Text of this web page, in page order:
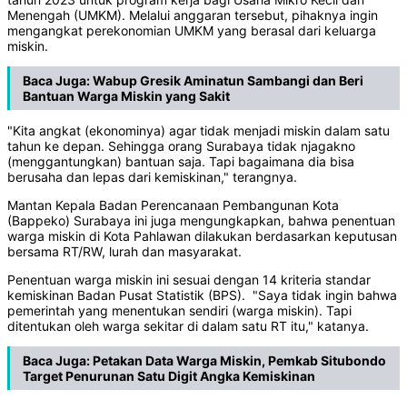
Menengah (UMKM). Melalui anggaran tersebut, pihaknya ingin
mengangkat perekonomian UMKM yang berasal dari keluarga
miskin.
Baca Juga:Wabup Gresik Aminatun Sambangi dan Beri
Bantuan Warga Miskin yang Sakit
"Kita angkat (ekonominya) agar tidak menjadi miskin dalam satu
tahun ke depan. Sehingga orang Surabaya tidak njagakno
(menggantungkan) bantuan saja. Tapi bagaimana dia bisa
berusaha dan lepas dari kemiskinan," terangnya.
Mantan Kepala Badan Perencanaan Pembangunan Kota
(Bappeko) Surabaya ini juga mengungkapkan, bahwa penentuan
warga miskin di Kota Pahlawan dilakukan berdasarkan keputusan
bersama RT/RW, lurah dan masyarakat.
Penentuan warga miskin ini sesuai dengan 14 kriteria standar
kemiskinan Badan Pusat Statistik (BPS). "Saya tidak ingin bahwa
pemerintah yang menentukan sendiri (warga miskin). Tapi
ditentukan oleh warga sekitar di dalam satu RT itu," katanya.
Baca Juga:Petakan Data Warga Miskin, Pemkab Situbondo
Target Penurunan Satu Digit Angka Kemiskinan